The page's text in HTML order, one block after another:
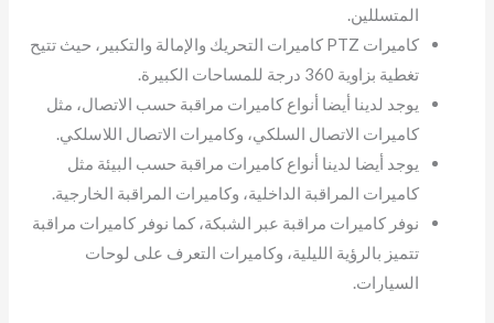
المتسللين.
كاميرات PTZ كاميرات التحريك والإمالة والتكبير، حيث تتيح
تغطية بزاوية 360 درجة للمساحات الكبيرة.
يوجد لدينا أيضا أنواع كاميرات مراقبة حسب الاتصال، مثل
كاميرات الاتصال السلكي، وكاميرات الاتصال اللاسلكي.
يوجد أيضا لدينا أنواع كاميرات مراقبة حسب البيئة مثل
كاميرات المراقبة الداخلية، وكاميرات المراقبة الخارجية.
نوفر كاميرات مراقبة عبر الشبكة، كما نوفر كاميرات مراقبة
تتميز بالرؤية الليلية، وكاميرات التعرف على لوحات
السيارات.